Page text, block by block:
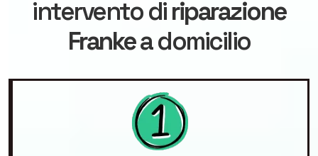
intervento diriparazione
Frankea domicilio